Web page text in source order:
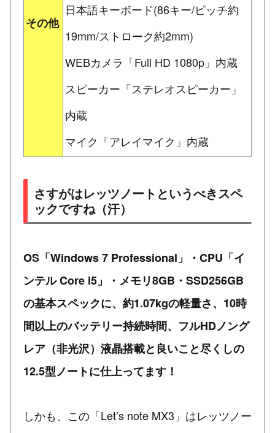
その他
日本語キーボード(86キー/ピッチ約
19mm/ストローク約2mm)
WEBカメラ「Full HD 1080p」内蔵
スピーカー「ステレオスピーカー」
内蔵
マイク「アレイマイク」内蔵
さすがはレッツノートというべきスペ
ックですね（汗）
OS「Windows 7 Professional」・CPU「イ
ンテル Core i5」・メモリ8GB・SSD256GB
の基本スペックに、約1.07kgの軽量さ、10時
間以上のバッテリー持続時間、フルHDノング
レア（非光沢）液晶搭載と良いこと尽くしの
12.5型ノートに仕上ってます！
しかも、この「Let’s note MX3」はレッツノー